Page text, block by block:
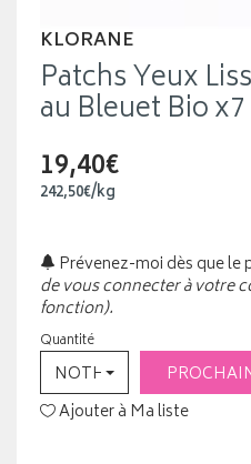
KLORANE
Patchs Yeux
au Bleuet Bio x7
19,40€
242,50€/kg
Prévenez-moi dès que
de vous connecter à votre
fonction).
Quantité
NOTHING SELECTED
Ajouter à Ma liste